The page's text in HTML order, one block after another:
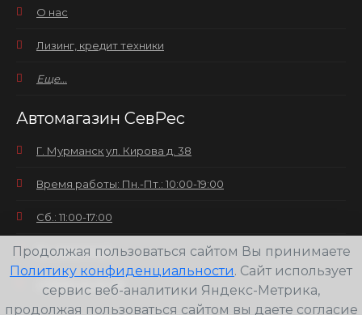
О нас
Лизинг, кредит техники
Еще...
Автомагазин СевРес
Г. Мурманск ул. Кирова д. 38
Время работы: Пн.-Пт.: 10:00-19:00
Сб.: 11:00-17:00
Вс.: выходной
+7(8152) 25-30-58
Продолжая пользоваться сайтом Вы принимаете
Политику конфиденциальности. Сайт использует
сервис веб-аналитики Яндекс-Метрика,
продолжая пользоваться сайтом вы даете согласие